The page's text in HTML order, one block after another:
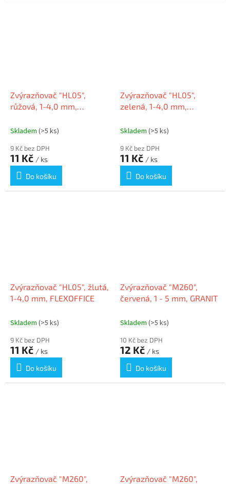
Zvýrazňovač "HL05",
růžová, 1-4,0 mm,
Skladem (>5 ks)
9 Kč bez DPH
11 Kč / ks
Do košíku
Zvýrazňovač "HL05",
zelená, 1-4,0 mm,
Skladem (>5 ks)
9 Kč bez DPH
11 Kč / ks
Do košíku
Zvýrazňovač "HL05", žlutá,
1-4,0 mm, FLEXOFFICE
Skladem (>5 ks)
9 Kč bez DPH
11 Kč / ks
Do košíku
Zvýrazňovač "M260",
červená, 1 - 5 mm, GRANIT
Skladem (>5 ks)
10 Kč bez DPH
12 Kč / ks
Do košíku
Zvýrazňovač "M260",
Zvýrazňovač "M260",